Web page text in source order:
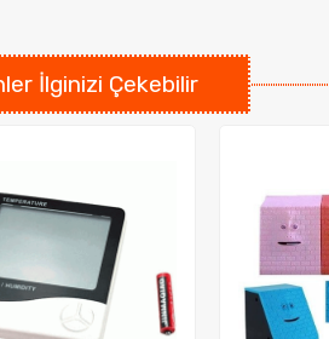
İlginizi Çekebilir